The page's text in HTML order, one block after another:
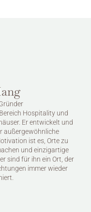
Hospitality und
Er entwickelt und
außergewöhnliche
ist es, Orte zu
und einzigartige
sind für ihn ein Ort, der
immer wieder